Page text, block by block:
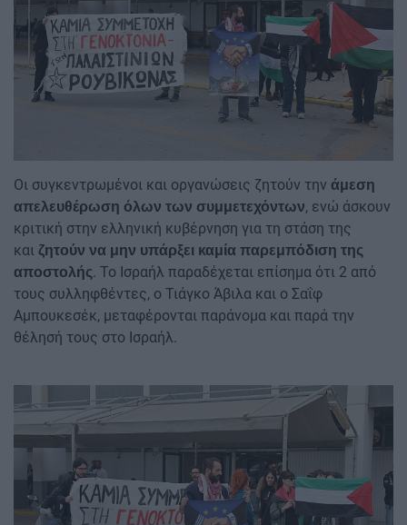
Οι συγκεντρωμένοι και οργανώσεις ζητούν την άμεση
απελευθέρωση όλων των συμμετεχόντων, ενώ άσκουν
κριτική στην ελληνική κυβέρνηση για τη στάση της
και ζητούν να μην υπάρξει καμία παρεμπόδιση της
αποστολής. Το Ισραήλ παραδέχεται επίσημα ότι 2 από
τους συλληφθέντες, ο Τιάγκο Άβιλα και ο Σαΐφ
Αμπουκεσέκ, μεταφέρονται παράνομα και παρά την
θέλησή τους στο Ισραήλ.